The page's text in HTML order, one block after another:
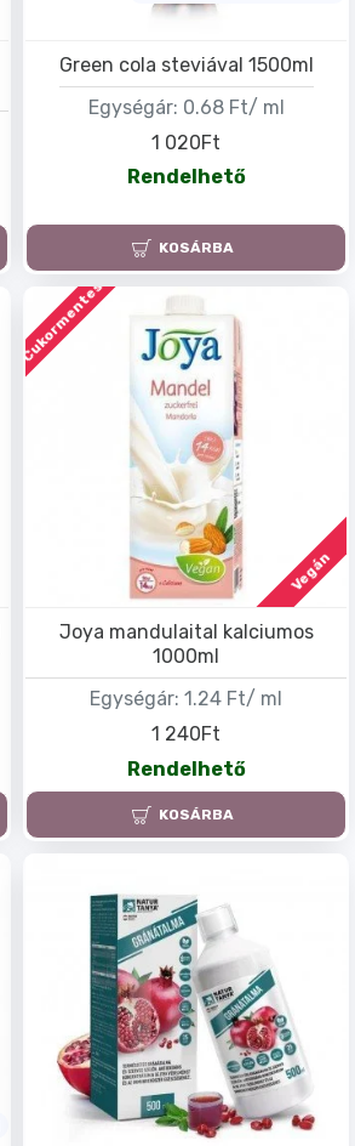
Egységár: 0.68 Ft/ ml
Green cola steviával 1500ml
1 020Ft
Rendelhető
KOSÁRBA
Vegán
Cukormentes
Egységár: 1.24 Ft/ ml
Joya mandulaital kalciumos
1000ml
1 240Ft
Rendelhető
KOSÁRBA